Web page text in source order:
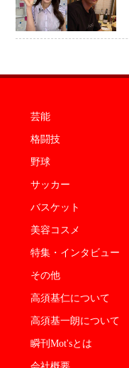
芸能
格闘技
野球
サッカー
バスケット
美容コスメ
特集・インタビュー
その他
高須基仁について
高須基一朗について
瞬刊Mot'sとは